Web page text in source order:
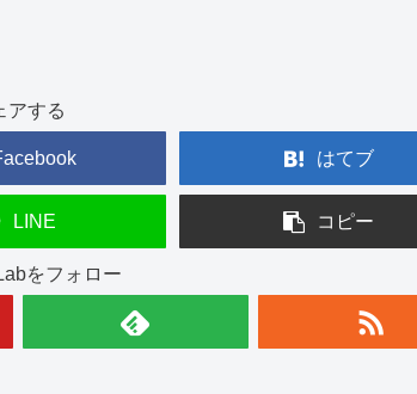
アする
はてブ
LINE コピー
をフォロー